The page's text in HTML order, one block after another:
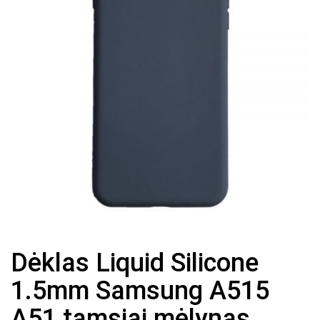
Dėklas Liquid Silicone
1.5mm Samsung A515